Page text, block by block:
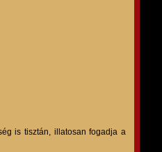
is tisztán, illatosan fogadja a